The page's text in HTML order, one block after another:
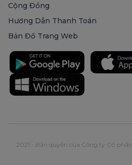
Cộng Đồng
Hướng Dẫn Thanh Toán
Bản Đồ Trang Web
2021 - Bản quyền của Công ty Cổ